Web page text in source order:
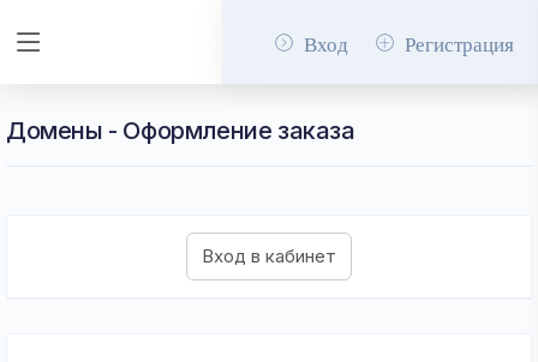
Вход Регистрация
Домены - Оформление заказа